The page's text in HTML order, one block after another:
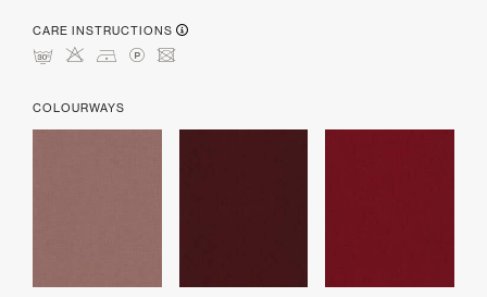
CARE INSTRUCTIONS
mHDLU
COLOURWAYS